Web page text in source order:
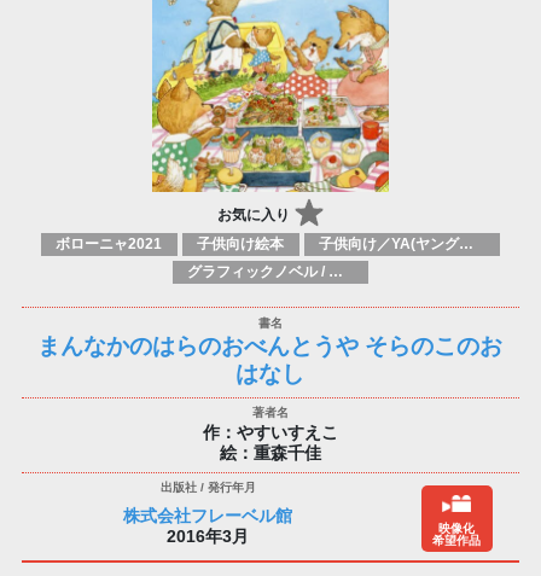
お気に入り
ボローニャ2021 子供向け絵本
子供向け／YA(ヤングアダルト)向け一般：芸術&芸術家
グラフィックノベル / コミックブック / 漫画：スタイル / 伝統
まんなかのはらのおべんとうや そらのこのお
はなし
作：やすいすえこ
絵：重森千佳
株式会社フレーベル館
2016年3月
映像化
希望作品